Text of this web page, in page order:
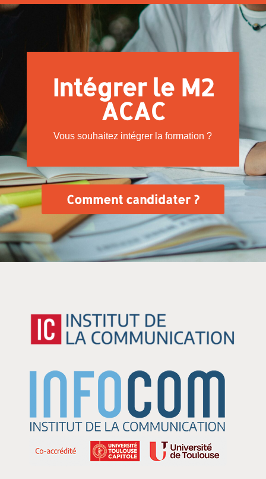
Intégrer le M2
ACAC
Vous souhaitez intégrer la formation ?
Comment candidater ?